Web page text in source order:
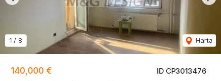
ID CP3013476
140,000 €
1 / 8 Harta